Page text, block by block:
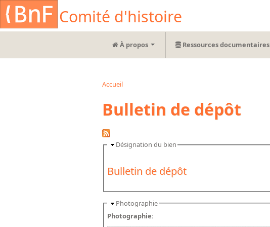
Aller au contenu principal
Comité d'histoire
À propos Ressources documentaires
Accueil
Bulletin de dépôt
Désignation du bien
Bulletin de dépôt
Photographie
Photographie:
Cookies management panel